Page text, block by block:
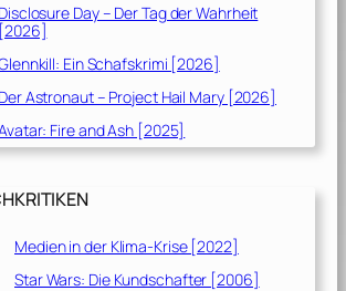
Disclosure Day – Der Tag der Wahrheit
[2026]
Ein Schafskrimi [2026]
Der Astronaut – Project Hail Mary [2026]
Fire and Ash [2025]
Medien in der Klima-Krise [2022]
Star Wars: Die Kundschafter [2006]